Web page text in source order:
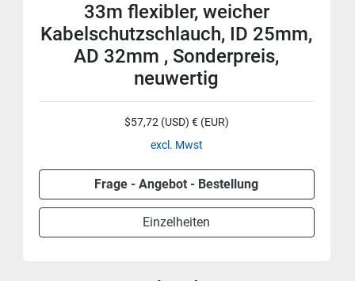
33m flexibler, weicher
Kabelschutzschlauch, ID 25mm,
AD 32mm , Sonderpreis,
neuwertig
$57,72 (USD) € (EUR)
excl. Mwst
Frage - Angebot - Bestellung
Einzelheiten